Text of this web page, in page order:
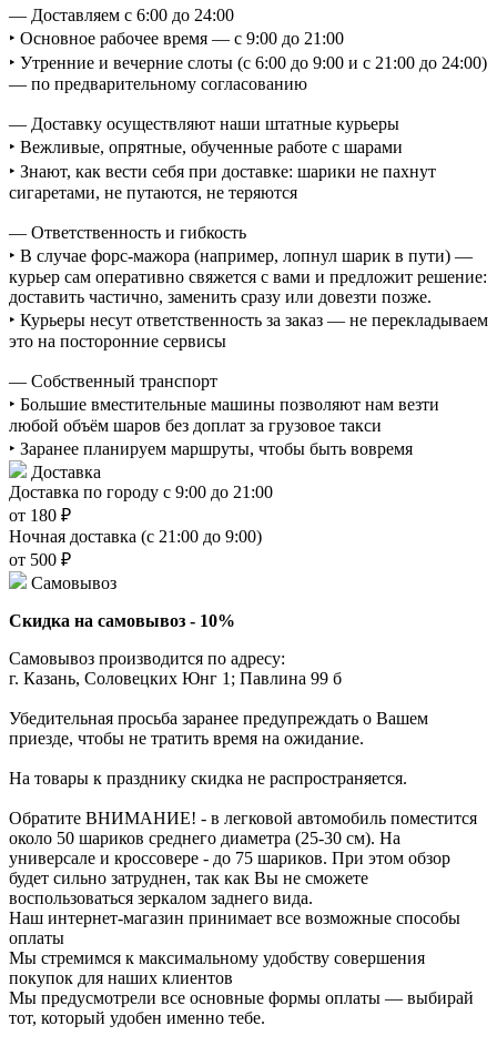
— Доставляем с 6:00 до 24:00
‣ Основное рабочее время — с 9:00 до 21:00
‣ Утренние и вечерние слоты (с 6:00 до 9:00 и с 21:00 до 24:00)
— по предварительному согласованию
— Доставку осуществляют наши штатные курьеры
‣ Вежливые, опрятные, обученные работе с шарами
‣ Знают, как вести себя при доставке: шарики не пахнут
сигаретами, не путаются, не теряются
— Ответственность и гибкость
‣ В случае форс-мажора (например, лопнул шарик в пути) —
курьер сам оперативно свяжется с вами и предложит решение:
доставить частично, заменить сразу или довезти позже.
‣ Курьеры несут ответственность за заказ — не перекладываем
это на посторонние сервисы
— Собственный транспорт
‣ Большие вместительные машины позволяют нам везти
любой объём шаров без доплат за грузовое такси
‣ Заранее планируем маршруты, чтобы быть вовремя
Доставка
Доставка по городу с 9:00 до 21:00
от 180 ₽
Ночная доставка (с 21:00 до 9:00)
от 500 ₽
Самовывоз
Скидка на самовывоз - 10%
Самовывоз производится по адресу:
г. Казань, Соловецких Юнг 1; Павлина 99 б
Убедительная просьба заранее предупреждать о Вашем
приезде, чтобы не тратить время на ожидание.
На товары к празднику скидка не распространяется.
Обратите ВНИМАНИЕ! - в легковой автомобиль поместится
около 50 шариков среднего диаметра (25-30 см). На
универсале и кроссовере - до 75 шариков. При этом обзор
будет сильно затруднен, так как Вы не сможете
воспользоваться зеркалом заднего вида.
Наш интернет-магазин принимает все возможные способы
оплаты
Мы стремимся к максимальному удобству совершения
покупок для наших клиентов
Мы предусмотрели все основные формы оплаты — выбирай
тот, который удобен именно тебе.